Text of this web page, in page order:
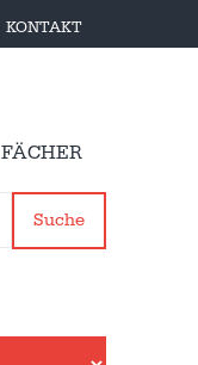
KONTAKT
FÄCHER
Suche